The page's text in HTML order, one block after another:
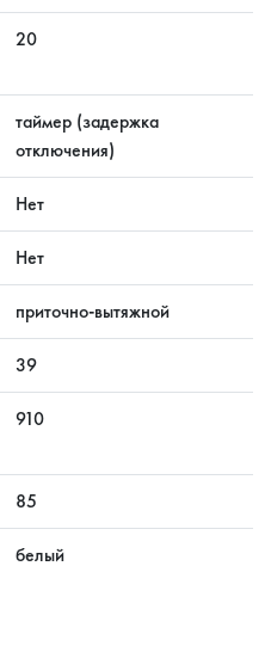
20
таймер (задержка
отключения)
Нет
Нет
приточно-вытяжной
39
910
85
белый